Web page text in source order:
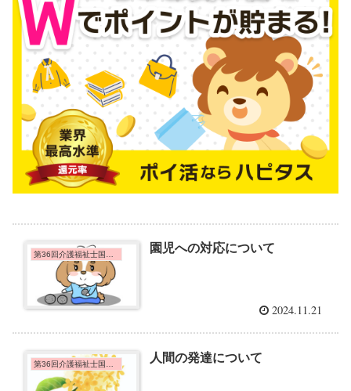
第36回介護福祉士国家試験問題 園児への対応について
2024.11.21
人間の発達について